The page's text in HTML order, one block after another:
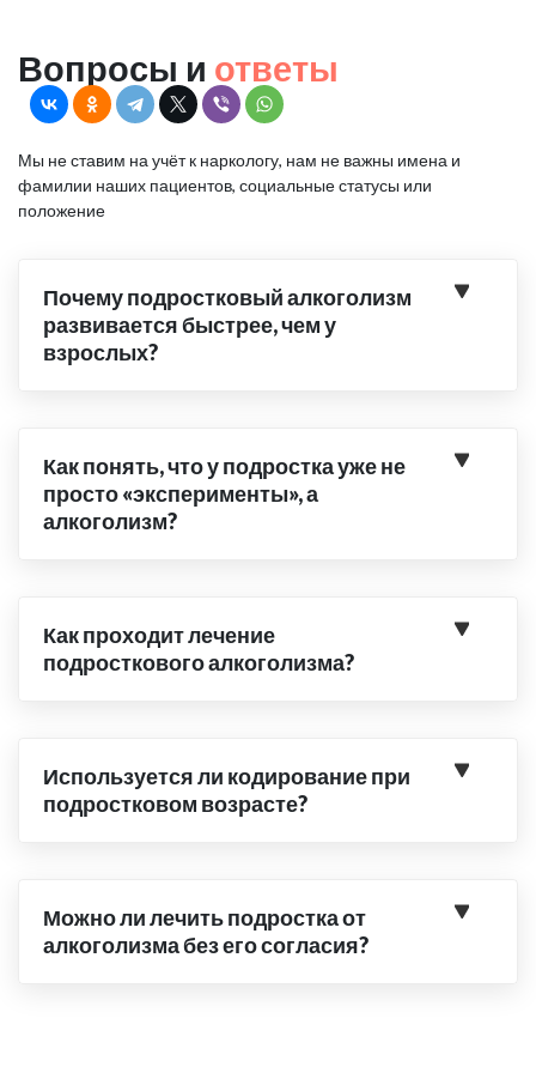
Вопросы и ответы
Мы не ставим на учёт к наркологу, нам не важны имена и
фамилии наших пациентов, социальные статусы или
положение
Почему подростковый алкоголизм
развивается быстрее, чем у
взрослых?
Как понять, что у подростка уже не
просто «эксперименты», а
алкоголизм?
Как проходит лечение
подросткового алкоголизма?
Используется ли кодирование при
подростковом возрасте?
Можно ли лечить подростка от
алкоголизма без его согласия?